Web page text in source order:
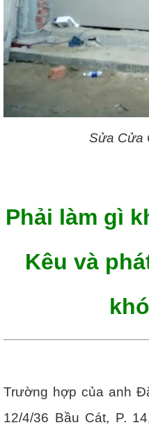
Sửa Cửa
Phải làm gì
Kêu và
Trường hợp của anh
12/4/36 Bầu Cát, P.